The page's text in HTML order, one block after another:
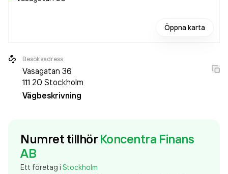
Öppna karta
Besöksadress
Vasagatan 36
111 20 Stockholm
Vägbeskrivning
Numret tillhör Koncentra Finans
AB
Ett företag i Stockholm